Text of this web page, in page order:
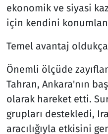
ekonomik ve siyasi
için kendini
Temel avantaj oldukça
Önemli ölçüde
Tahran, Ankara'nın
olarak hareket etti.
grupları destekledi,
aracılığıyla etkisini